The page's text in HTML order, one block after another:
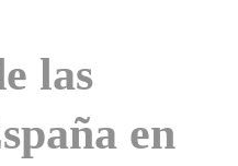
las
en